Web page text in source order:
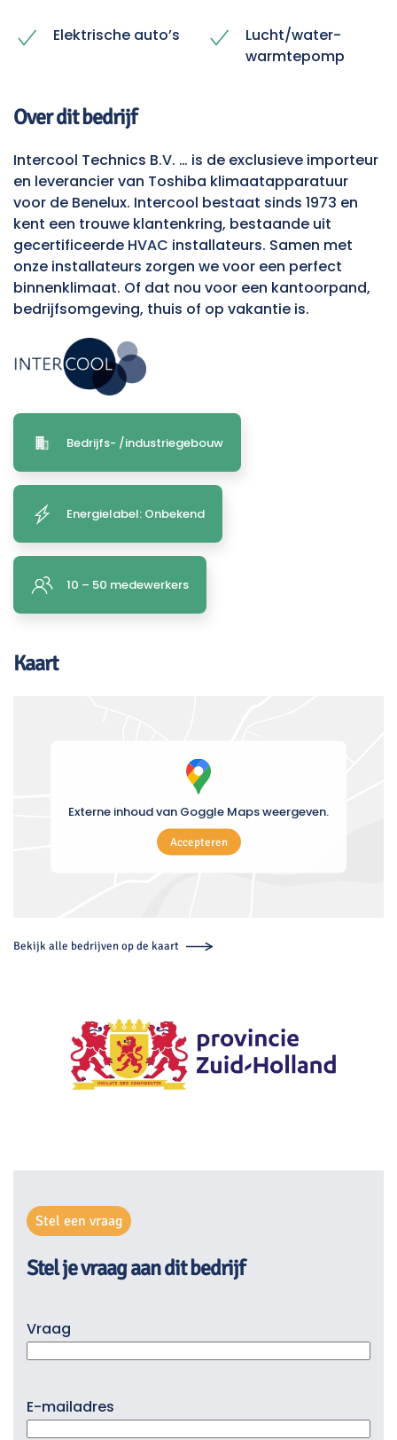
Elektrische auto’s
Lucht/water-
warmtepomp
Over dit bedrijf
Intercool Technics B.V. … is de exclusieve importeur
en leverancier van Toshiba klimaatapparatuur
voor de Benelux. Intercool bestaat sinds 1973 en
kent een trouwe klantenkring, bestaande uit
gecertificeerde HVAC installateurs. Samen met
onze installateurs zorgen we voor een perfect
binnenklimaat. Of dat nou voor een kantoorpand,
bedrijfsomgeving, thuis of op vakantie is.
Bedrijfs- /industriegebouw
Energielabel: Onbekend
10 – 50 medewerkers
Kaart
Externe inhoud van Goggle Maps weergeven.
Accepteren
Bekijk alle bedrijven op de kaart
Stel een vraag
Stel je vraag aan dit bedrijf
Vraag
E-mailadres